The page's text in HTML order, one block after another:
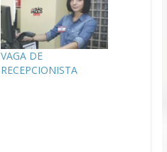
VAGA DE
RECEPCIONISTA